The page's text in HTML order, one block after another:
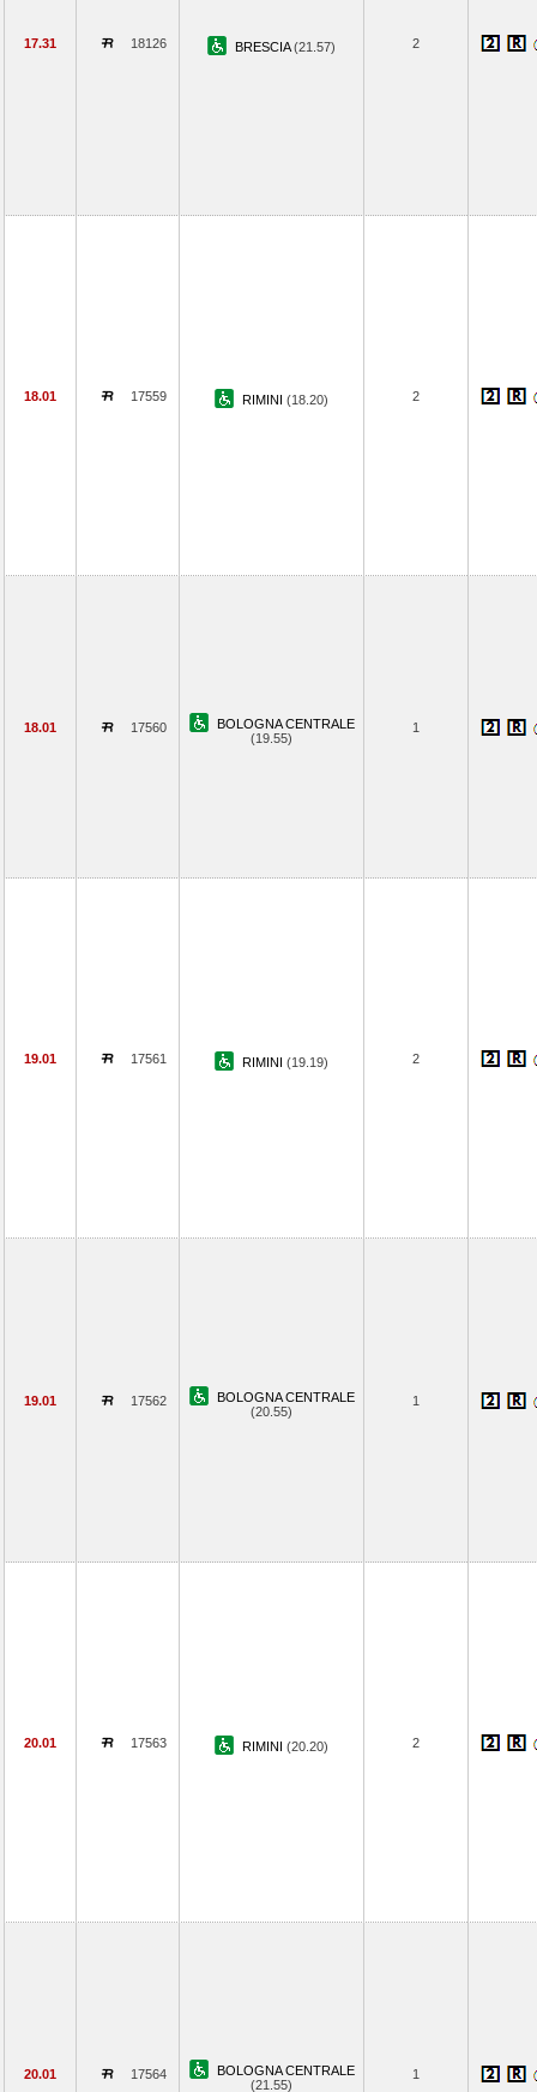
17.31 18126 BRESCIA(21.57) 2
18.01 17559 RIMINI (18.20) 2
18.01 17560
BOLOGNA CENTRALE
(19.55)
1
19.01 17561 RIMINI (19.19) 2
19.01 17562
BOLOGNA CENTRALE
(20.55)
1
20.01 17563 RIMINI (20.20) 2
20.01 17564
BOLOGNA CENTRALE
(21.55)
1